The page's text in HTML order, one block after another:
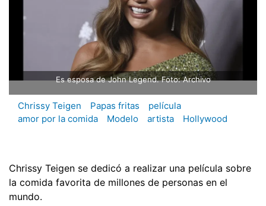
Es esposa de John Legend. Foto: Archivo
Chrissy Teigen Papas fritas
película
amor por la comida
Modelo artista Hollywood
Chrissy Teigen se dedicó a realizar una película sobre
la comida favorita de millones de personas en el
mundo.